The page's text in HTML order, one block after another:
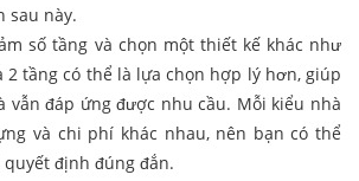
sau này.
số tầng và chọn một thiết kế khác như
2 tầng có thể là lựa chọn hợp lý hơn, giúp
vẫn đáp ứng được nhu cầu. Mỗi kiểu nhà
và chi phí khác nhau, nên bạn có thể
định đúng đắn.